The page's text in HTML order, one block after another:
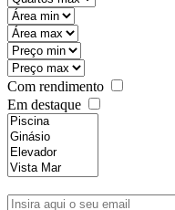
Com rendimento
Em destaque